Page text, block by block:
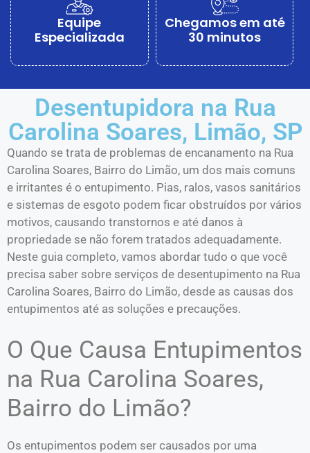
Equipe
Especializada
Chegamos em até
30 minutos
Desentupidora na Rua
Carolina Soares, Limão, SP
Quando se trata de problemas de encanamento na Rua
Carolina Soares, Bairro do Limão, um dos mais comuns
e irritantes é o entupimento. Pias, ralos, vasos sanitários
e sistemas de esgoto podem ficar obstruídos por vários
motivos, causando transtornos e até danos à
propriedade se não forem tratados adequadamente.
Neste guia completo, vamos abordar tudo o que você
precisa saber sobre serviços de desentupimento na Rua
Carolina Soares, Bairro do Limão, desde as causas dos
entupimentos até as soluções e precauções.
O Que Causa Entupimentos
na Rua Carolina Soares,
Bairro do Limão?
Os entupimentos podem ser causados por uma